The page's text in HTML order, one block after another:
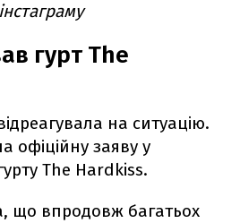
гурт The
на ситуацію.
офіційну заяву у
The Hardkiss.
що впродовж багатьох